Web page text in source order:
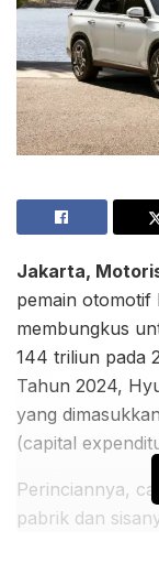
Jakarta,
pemain otomotif
membungkus
144 triliun pada
Tahun 2024,
yang
(capital
Perinciannya,
pabrik dan